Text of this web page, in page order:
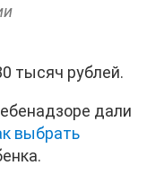
тысяч рублей.
дали
выбрать